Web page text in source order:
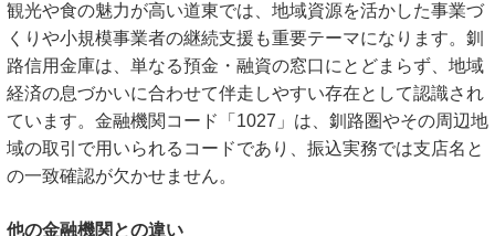
観光や食の魅力が高い道東では、地域資源を活かした事業づ
くりや小規模事業者の継続支援も重要テーマになります。釧
路信用金庫は、単なる預金・融資の窓口にとどまらず、地域
経済の息づかいに合わせて伴走しやすい存在として認識され
ています。金融機関コード「1027」は、釧路圏やその周辺地
域の取引で用いられるコードであり、振込実務では支店名と
の一致確認が欠かせません。
他の金融機関との違い